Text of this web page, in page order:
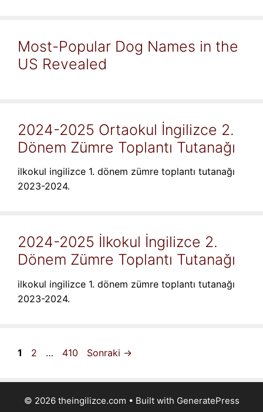
Most-Popular Dog Names in the
US Revealed
2024-2025 Ortaokul İngilizce 2.
Dönem Zümre Toplantı Tutanağı
ilkokul ingilizce 1. dönem zümre toplantı tutanağı
2023-2024.
2024-2025 İlkokul İngilizce 2.
Dönem Zümre Toplantı Tutanağı
ilkokul ingilizce 1. dönem zümre toplantı tutanağı
2023-2024.
Sayfa
1 Sayfa
2 … Sayfa
410 Sonraki →
© 2026 theingilizce.com • Built with GeneratePress